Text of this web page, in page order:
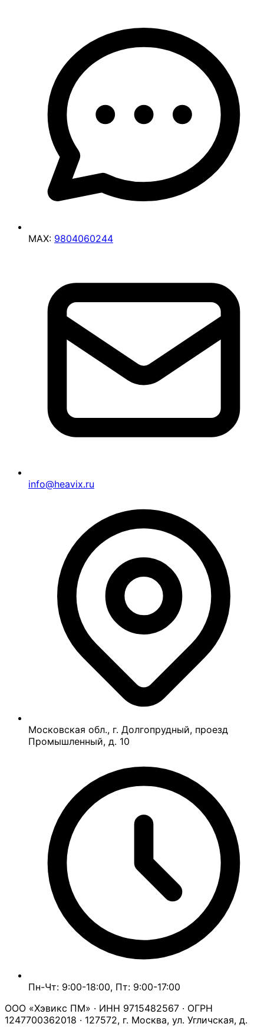
MAX: 9804060244
info@heavix.ru
Московская обл., г. Долгопрудный, проезд
Промышленный, д. 10
Пн-Чт: 9:00-18:00, Пт: 9:00-17:00
ООО «Хэвикс ПМ» · ИНН 9715482567 · ОГРН
1247700362018 · 127572, г. Москва, ул. Угличская, д.